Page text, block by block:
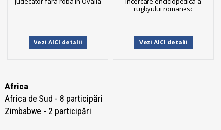
Vezi AICI detalii
rugbyului romanesc
Vezi AICI detalii
Africa
Africa de Sud - 8 participări
Zimbabwe - 2 participări